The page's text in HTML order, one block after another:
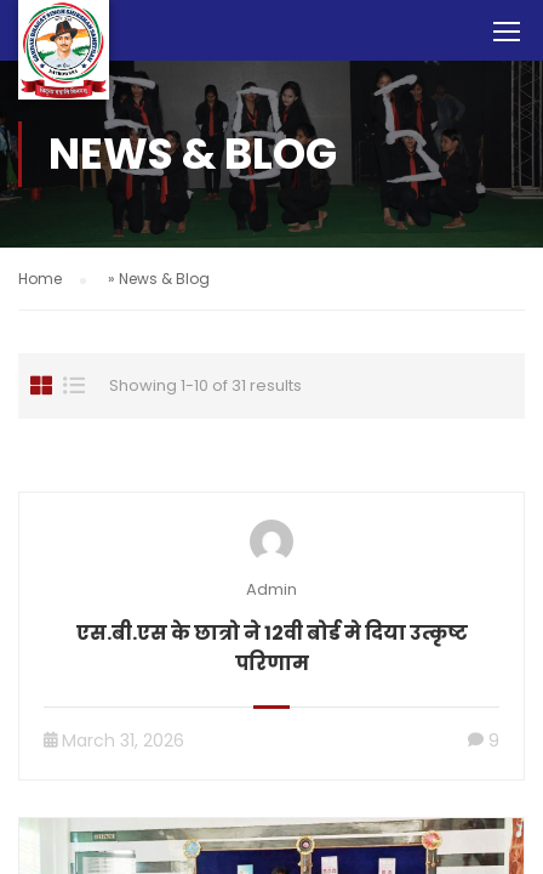
NEWS & BLOG
Home » News & Blog
Showing 1-10 of 31 results
Admin
एस.बी.एस के छात्रो ने 12वी बोर्ड मे दिया उत्कृष्ट
परिणाम
March 31, 2026 9